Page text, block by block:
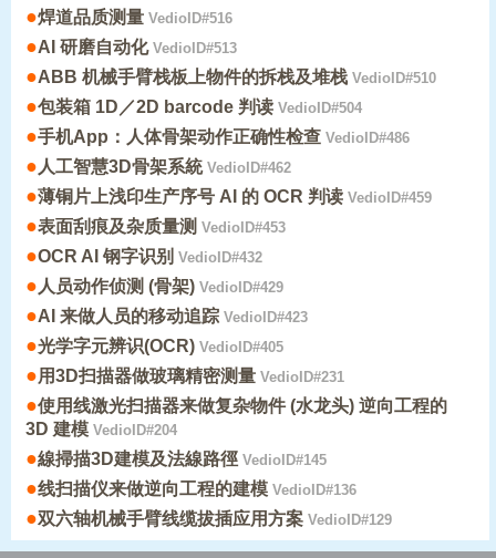
●焊道品质测量 VedioID#516
●AI 研磨自动化VedioID#513
●ABB 机械手臂栈板上物件的拆栈及堆栈 VedioID#510
●包装箱 1D／2D barcode 判读 VedioID#504
●手机App：人体骨架动作正确性检查 VedioID#486
● 人工智慧3D骨架系統VedioID#462
●薄铜片上浅印生产序号 AI 的 OCR 判读 VedioID#459
●表面刮痕及杂质量测 VedioID#453
●OCR AI 钢字识别 VedioID#432
● 人员动作侦测 (骨架) VedioID#429
●AI 来做人员的移动追踪 VedioID#423
●光学字元辨识(OCR) VedioID#405
●用3D扫描器做玻璃精密测量 VedioID#231
●使用线激光扫描器来做复杂物件 (水龙头) 逆向工程的
3D 建模 VedioID#204
●線掃描3D建模及法線路徑 VedioID#145
●线扫描仪来做逆向工程的建模 VedioID#136
●双六轴机械手臂线缆拔插应用方案 VedioID#129